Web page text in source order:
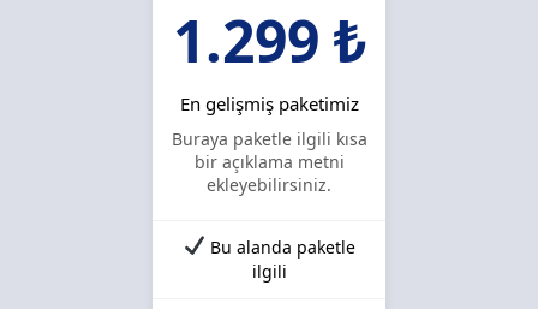
1.299 ₺
En gelişmiş paketimiz
Buraya paketle ilgili kısa
bir açıklama metni
ekleyebilirsiniz.
Bu alanda paketle
ilgili